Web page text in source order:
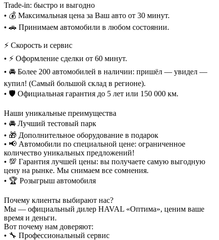
Trade-in: быстро и выгодно
• 💰 Максимальная цена за Ваш авто от 30 минут.
• 🚗 Принимаем автомобили в любом состоянии.
⚡ Скорость и сервис
• ⚡ Оформление сделки от 60 минут.
• 🚘 Более 200 автомобилей в наличии: пришёл — увидел —
купил! (Самый большой склад в регионе).
• 🛡️ Официальная гарантия до 5 лет или 150 000 км.
Наши уникальные преимущества
• 🚘 Лучший тестовый парк
• 🎁 Дополнительное оборудование в подарок
• 📢 Автомобили по специальной цене: ограниченное
количество уникальных предложений!
• 💯 Гарантия лучшей цены: вы получаете самую выгодную
цену на рынке. Мы снимаем все сомнения.
• 🏆 Розыгрыш автомобиля
Почему клиенты выбирают нас?
Мы — официальный дилер HAVAL «Оптима», ценим ваше
время и деньги.
Вот почему нам доверяют:
• 🔧 Профессиональный сервис